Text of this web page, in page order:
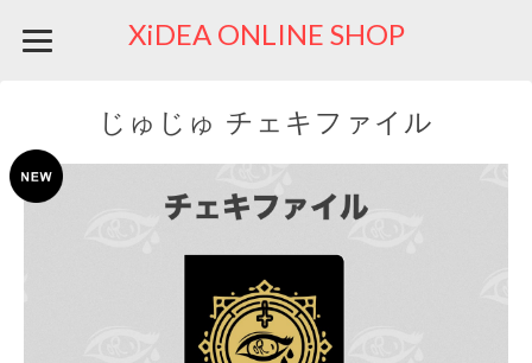
XiDEA ONLINE SHOP
じゅじゅ チェキファイル